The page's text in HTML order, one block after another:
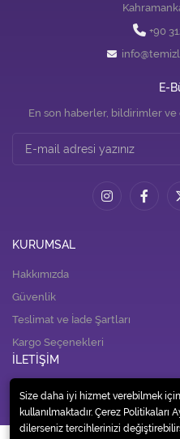
+90
E-
En son haberler, bildirimler ve
KURUMSAL
Hakkımızda
Güvenlik
Teslimat ve İade Şartları
Kargo Seçenekleri
İLETİŞİM
İletişim
Size daha iyi hizmet verebilmek
kullanılmaktadır. Çerez Politikaları
dilerseniz tercihlerinizi